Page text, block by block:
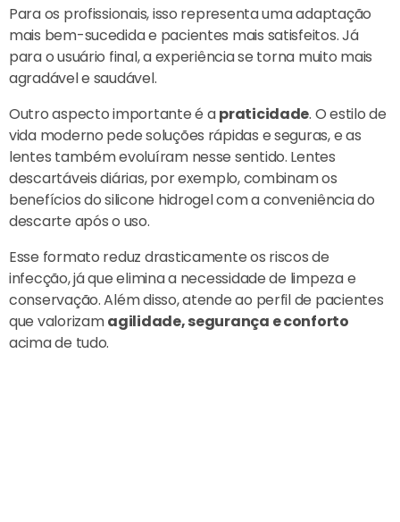
Para os profissionais, isso representa uma adaptação
mais bem-sucedida e pacientes mais satisfeitos. Já
para o usuário final, a experiência se torna muito mais
agradável e saudável.
Outro aspecto importante é apraticidade. O estilo de
vida moderno pede soluções rápidas e seguras, e as
lentes também evoluíram nesse sentido. Lentes
descartáveis diárias, por exemplo, combinam os
benefícios do silicone hidrogel com a conveniência do
descarte após o uso.
Esse formato reduz drasticamente os riscos de
infecção, já que elimina a necessidade de limpeza e
conservação. Além disso, atende ao perfil de pacientes
que valorizamagilidade, segurança e conforto
acima de tudo.